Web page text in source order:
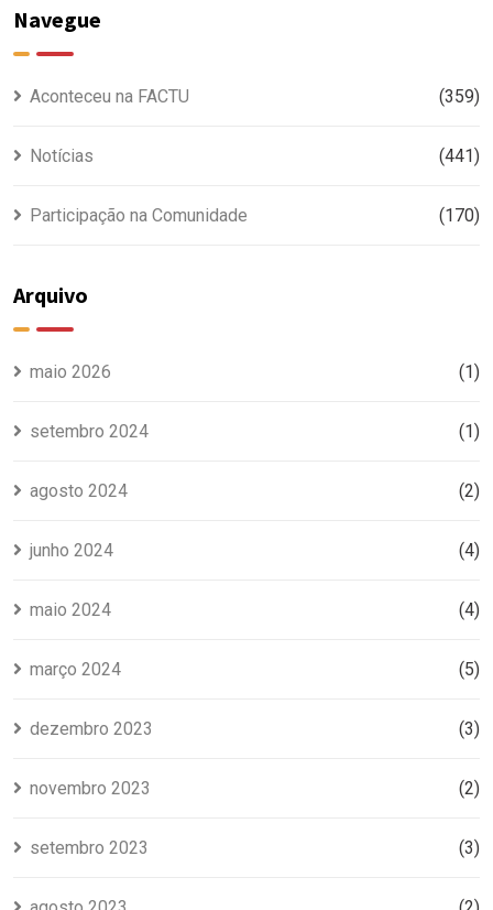
Navegue
Aconteceu na FACTU (359)
Notícias (441)
Participação na Comunidade (170)
Arquivo
maio 2026 (1)
setembro 2024 (1)
agosto 2024 (2)
junho 2024 (4)
maio 2024 (4)
março 2024 (5)
dezembro 2023 (3)
novembro 2023 (2)
setembro 2023 (3)